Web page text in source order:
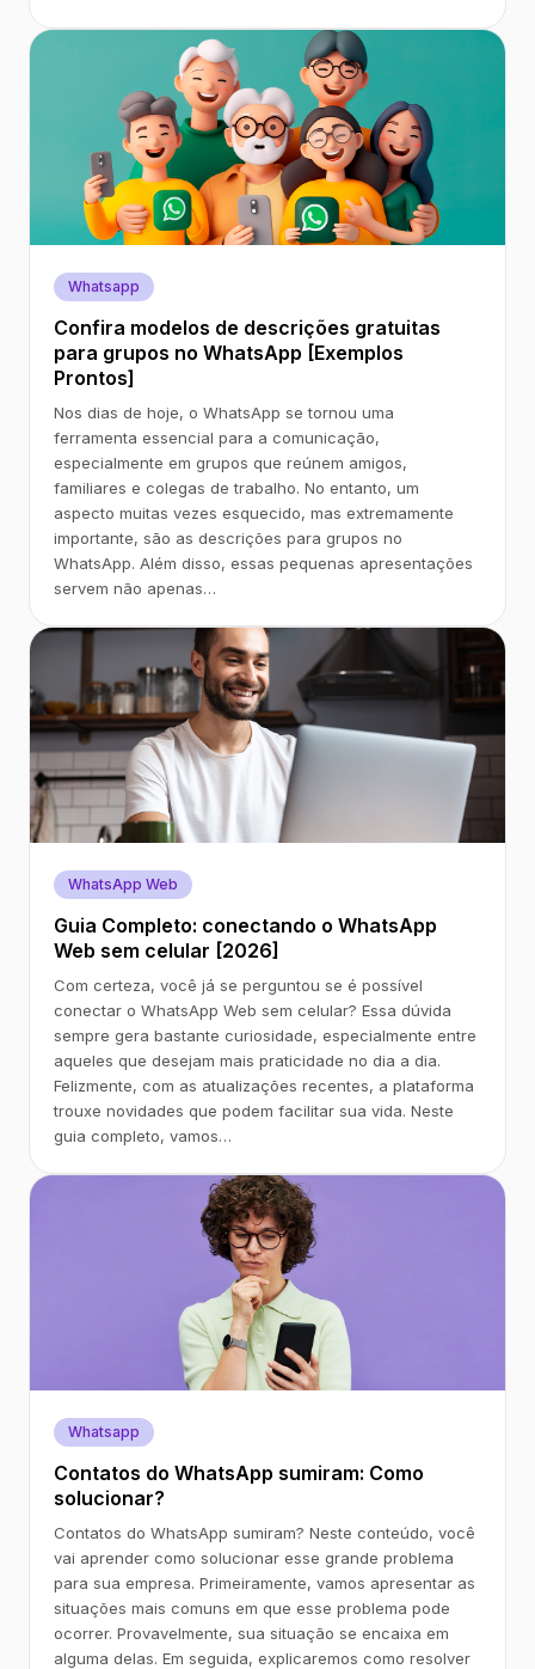
Whatsapp
Confira modelos de descrições gratuitas
para grupos no WhatsApp [Exemplos
Prontos]
Nos dias de hoje, o WhatsApp se tornou uma
ferramenta essencial para a comunicação,
especialmente em grupos que reúnem amigos,
familiares e colegas de trabalho. No entanto, um
aspecto muitas vezes esquecido, mas extremamente
importante, são as descrições para grupos no
WhatsApp. Além disso, essas pequenas apresentações
servem não apenas…
WhatsApp Web
Guia Completo: conectando o WhatsApp
Web sem celular [2026]
Com certeza, você já se perguntou se é possível
conectar o WhatsApp Web sem celular? Essa dúvida
sempre gera bastante curiosidade, especialmente entre
aqueles que desejam mais praticidade no dia a dia.
Felizmente, com as atualizações recentes, a plataforma
trouxe novidades que podem facilitar sua vida. Neste
guia completo, vamos…
Whatsapp
Contatos do WhatsApp sumiram: Como
solucionar?
Contatos do WhatsApp sumiram? Neste conteúdo, você
vai aprender como solucionar esse grande problema
para sua empresa. Primeiramente, vamos apresentar as
situações mais comuns em que esse problema pode
ocorrer. Provavelmente, sua situação se encaixa em
alguma delas. Em seguida, explicaremos como resolver